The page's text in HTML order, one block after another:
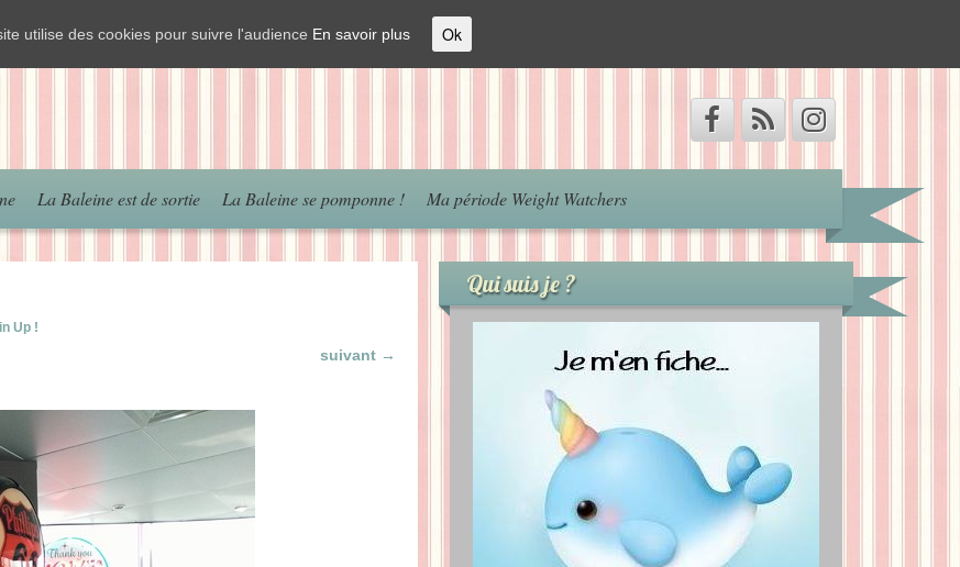
La Baleine est de sortie La Baleine se pomponne ! Ma période Weight Watchers
Up !
suivant →
Qui suis je ?
utilise des cookies pour suivre l'audience En savoir plus Ok